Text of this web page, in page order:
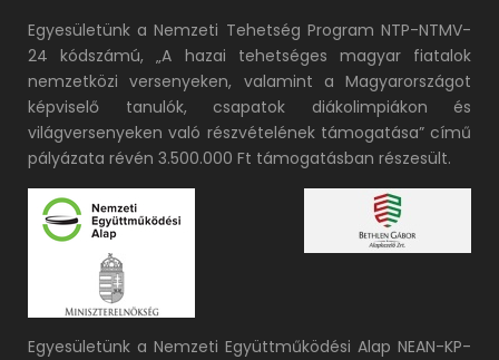
Egyesületünk a Nemzeti Tehetség Program NTP-NTMV-
24 kódszámú, „A hazai tehetséges magyar fiatalok
nemzetközi versenyeken, valamint a Magyarországot
képviselő tanulók, csapatok diákolimpiákon és
világversenyeken való részvételének támogatása” című
pályázata révén 3.500.000 Ft támogatásban részesült.
Egyesületünk a Nemzeti Együttműködési Alap NEAN-KP-